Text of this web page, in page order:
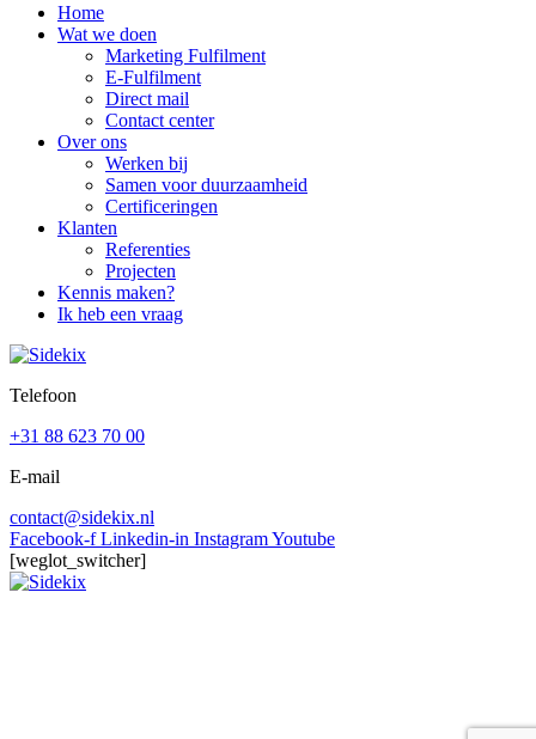
Home
Wat we doen
Marketing Fulfilment
E-Fulfilment
Direct mail
Contact center
Over ons
Werken bij
Samen voor duurzaamheid
Certificeringen
Klanten
Referenties
Projecten
Kennis maken?
Ik heb een vraag
Telefoon
+31 88 623 70 00
E-mail
contact@sidekix.nl
Facebook-f Linkedin-in InstagramYoutube
[weglot_switcher]